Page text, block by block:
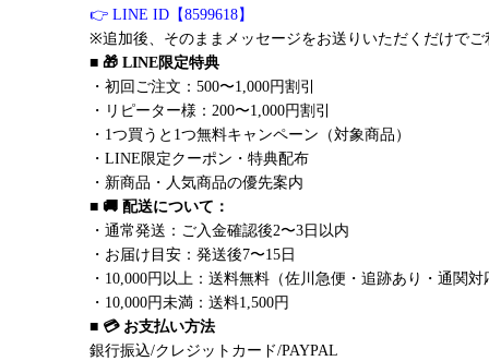
👉 LINE ID【8599618】
※追加後、そのままメッセージをお送りいただくだけで
■ 🎁 LINE限定特典
・初回ご注文：500〜1,000円割引
・リピーター様：200〜1,000円割引
・1つ買うと1つ無料キャンペーン（対象商品）
・LINE限定クーポン・特典配布
・新商品・人気商品の優先案内
■ 🚚 配送について：
・通常発送：ご入金確認後2〜3日以内
・お届け目安：発送後7〜15日
・10,000円以上：送料無料（佐川急便・追跡あり・通関対
・10,000円未満：送料1,500円
■ 💳 お支払い方法
銀行振込/クレジットカード/PAYPAL